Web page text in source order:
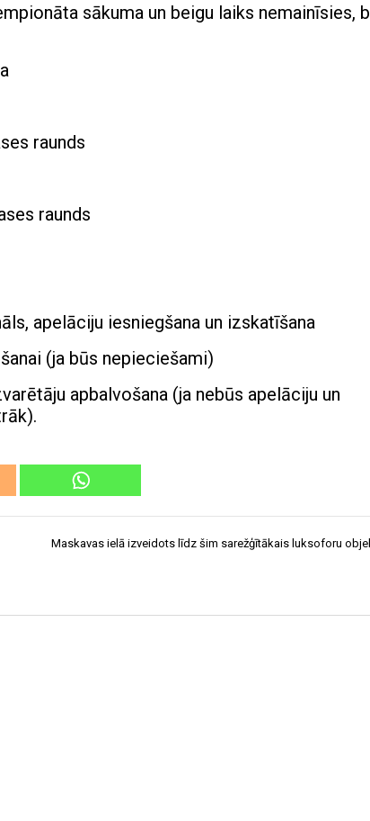
sākuma un beigu laiks nemainīsies,
raunds
raunds
apelāciju iesniegšana un izskatīšana
(ja būs nepieciešami)
apbalvošana (ja nebūs apelāciju un
Maskavas ielā izveidots līdz šim sarežģītākais luksoforu